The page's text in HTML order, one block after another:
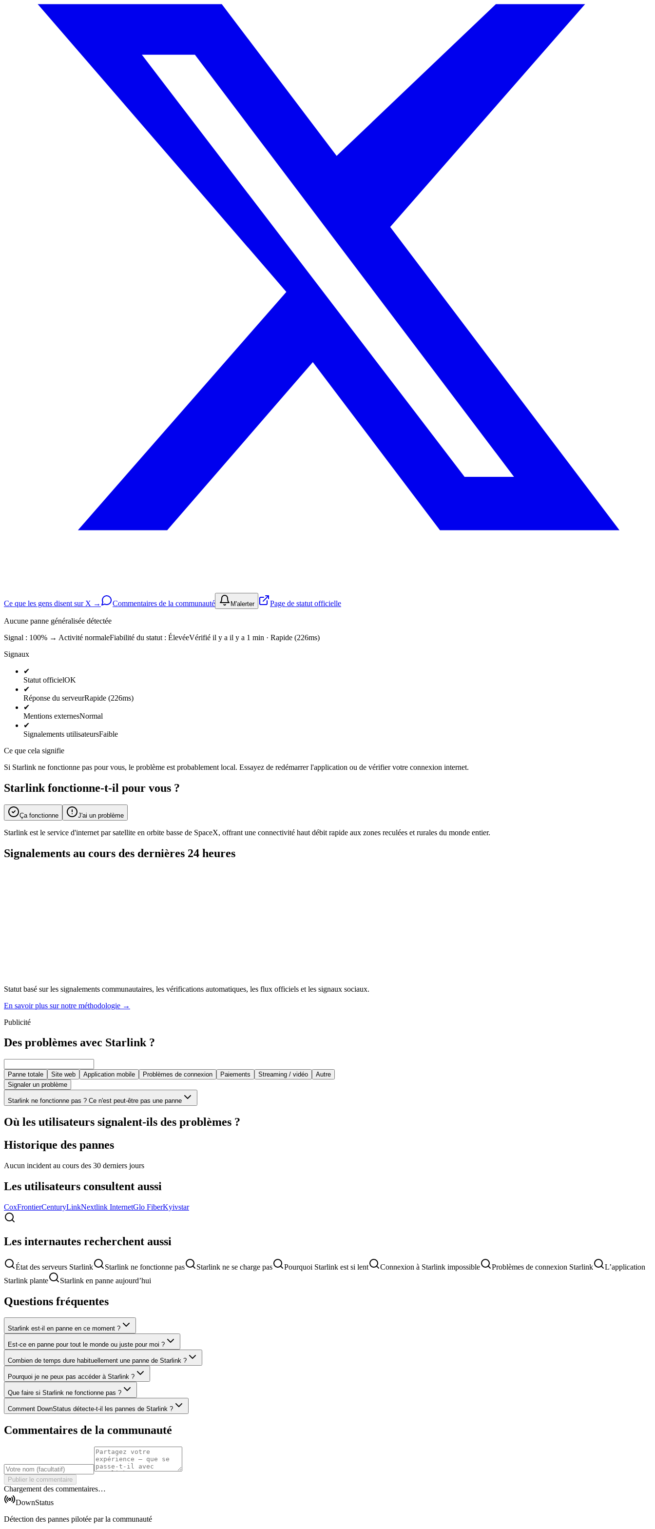
Ce que les gens disent sur X → Commentaires de la communauté M'alerter Page de statut officielle
Aucune panne généralisée détectée
Signal : 100% → Activité normaleFiabilité du statut : ÉlevéeVérifié il y a il y a 1 min · Rapide (226ms)
Signaux
✔
Statut officielOK
✔
Réponse du serveurRapide (226ms)
✔
Mentions externesNormal
✔
Signalements utilisateursFaible
Ce que cela signifie
Si Starlink ne fonctionne pas pour vous, le problème est probablement local. Essayez de redémarrer l'application ou de vérifier votre connexion internet.
Starlink fonctionne-t-il pour vous ?
Ça fonctionne J'ai un problème
Starlink est le service d'internet par satellite en orbite basse de SpaceX, offrant une connectivité haut débit rapide aux zones reculées et rurales du monde entier.
Signalements au cours des dernières 24 heures
Statut basé sur les signalements communautaires, les vérifications automatiques, les flux officiels et les signaux sociaux.
En savoir plus sur notre méthodologie →
Publicité
Des problèmes avec Starlink ?
Panne totale Site web Application mobile Problèmes de connexion Paiements Streaming / vidéo
Autre
Signaler un problème
Starlink ne fonctionne pas ? Ce n'est peut-être pas une panne
Où les utilisateurs signalent-ils des problèmes ?
Historique des pannes
Aucun incident au cours des 30 derniers jours
Les utilisateurs consultent aussi
CoxFrontierCenturyLinkNextlink InternetGlo FiberKyivstar
Les internautes recherchent aussi
État des serveurs Starlink Starlink ne fonctionne pas Starlink ne se charge pas Pourquoi Starlink est si lent Connexion à Starlink impossible Problèmes de connexion Starlink
L’application
Starlink plante
Starlink en panne aujourd’hui
Questions fréquentes
Starlink est-il en panne en ce moment ?
Est-ce en panne pour tout le monde ou juste pour moi ?
Combien de temps dure habituellement une panne de Starlink ?
Pourquoi je ne peux pas accéder à Starlink ?
Que faire si Starlink ne fonctionne pas ?
Comment DownStatus détecte-t-il les pannes de Starlink ?
Commentaires de la communauté
Publier le commentaire
Chargement des commentaires…
DownStatus
Détection des pannes pilotée par la communauté